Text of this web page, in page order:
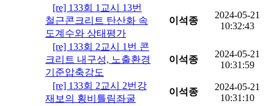
[re] 133회 1교시 13번
철근콘크리트 탄산화 속
도계수와 상태평가
이석종
2024-05-21
10:32:43
[re] 133회 2교시 1번 콘
크리트 내구성, 노출환경
기준압축강도
이석종
2024-05-21
10:31:59
[re] 133회 2교시 2번강
재보의 횡비틀림좌굴
이석종
2024-05-21
10:31:10